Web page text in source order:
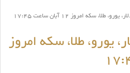
طلا، سکه امروز 12 آبان ساعت 17:45
یورو، طلا، سکه امروز